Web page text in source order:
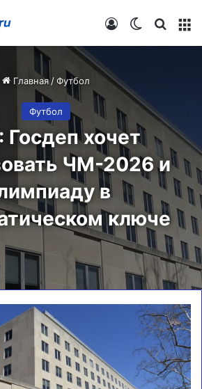
Switch skin
Войти
Главная/Футбол
Футбол
хочет
ЧМ-2026 и
в
ключе